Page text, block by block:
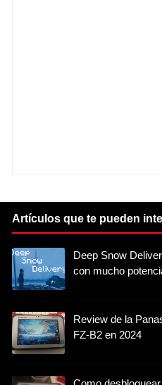
Artículos que te pueden
Deep Snow
con mucho
Review de la
FZ-B2 en 2024